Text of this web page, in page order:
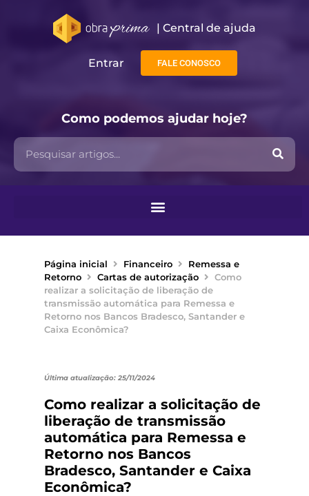
| Central de ajuda​
Entrar FALE CONOSCO
Como podemos ajudar hoje?
Página inicial Financeiro
Remessa e
Retorno
Cartas de autorização
Como
realizar a solicitação de liberação de
transmissão automática para Remessa e
Retorno nos Bancos Bradesco, Santander e
Caixa Econômica?
Última atualização: 25/11/2024
Como realizar a solicitação de
liberação de transmissão
automática para Remessa e
Retorno nos Bancos
Bradesco, Santander e Caixa
Econômica?